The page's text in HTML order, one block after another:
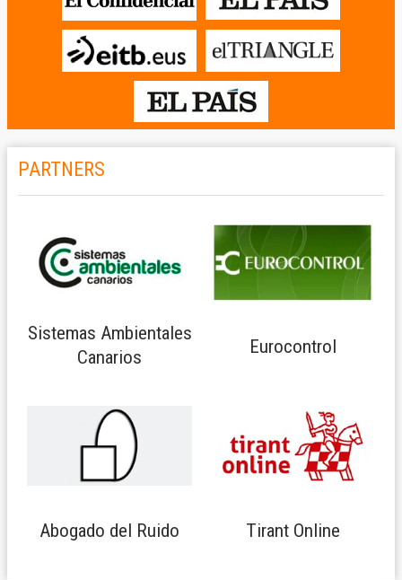
PARTNERS
Sistemas Ambientales
Canarios
Eurocontrol
Abogado del Ruido Tirant Online